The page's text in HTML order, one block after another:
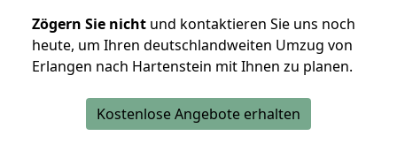
Zögern Sie nicht und kontaktieren Sie uns noch
heute, um Ihren deutschlandweiten Umzug von
Erlangen nach Hartenstein mit Ihnen zu planen.
Kostenlose Angebote erhalten